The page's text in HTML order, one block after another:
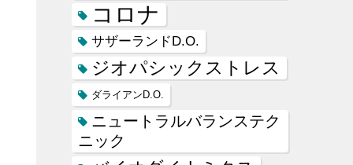
コロナ
サザーランドD.O.
ジオパシックストレス
ダライアンD.O.
ニュートラルバランステク
ニック